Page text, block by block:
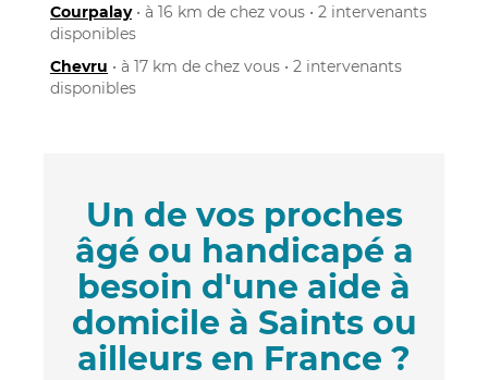
Courpalay• à 16 km de chez vous • 2 intervenants
disponibles
Chevru • à 17 km de chez vous • 2 intervenants
disponibles
Un de vos proches
âgé ou handicapé a
besoin d'une aide à
domicile à Saints ou
ailleurs en France ?